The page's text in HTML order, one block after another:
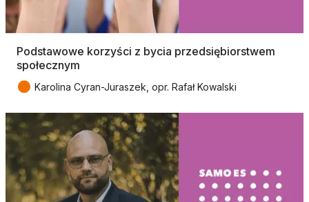
Podstawowe korzyści z bycia przedsiębiorstwem
społecznym
● Karolina Cyran-Juraszek, opr. Rafał Kowalski